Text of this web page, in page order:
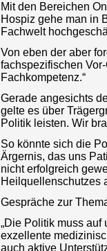
Mit den Bereichen
Hospiz gehe man in
Fachwelt
Von eben der aber
fachspezifischen
Fachkompetenz.“
Gerade angesichts
gelte es über
Politik leisten. Wir
So könnte sich die
Ärgernis, das uns
nicht erfolgreich
Heilquellenschutzes
Gespräche zur
„Die Politik muss
exzellente
auch aktive